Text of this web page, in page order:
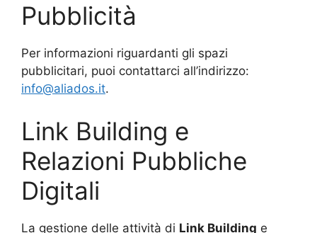
Pubblicità
Per informazioni riguardanti gli spazi
pubblicitari, puoi contattarci all’indirizzo:
info@aliados.it.
Link Building e
Relazioni Pubbliche
Digitali
La gestione delle attività di Link Building e